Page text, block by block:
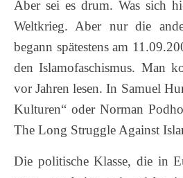
Aber sei es drum. Was sich
Weltkrieg. Aber nur die
begann spätestens am
den Islamofaschismus. Man
vor Jahren lesen. In Samuel
Kulturen“ oder Norman
The Long Struggle Against
Die politische Klasse, die in